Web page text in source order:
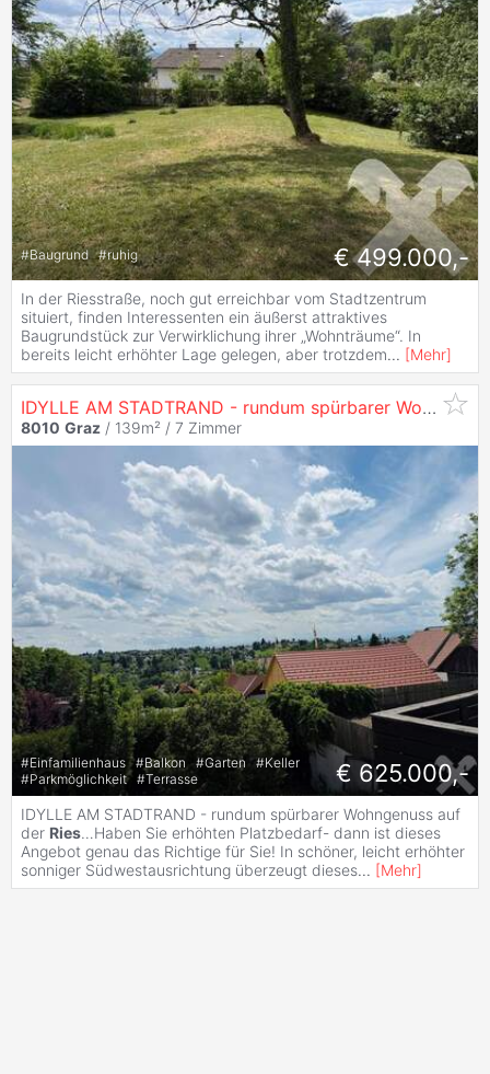
#Baugrund #ruhig € 499.000,-
In der Riesstraße, noch gut erreichbar vom Stadtzentrum
situiert, finden Interessenten ein äußerst attraktives
Baugrundstück zur Verwirklichung ihrer „Wohnträume“. In
bereits leicht erhöhter Lage gelegen, aber trotzdem... [Mehr]
IDYLLE AM STADTRAND - rundum spürbarer Wohngenuss auf der
8010 Graz / 139m² / 7 Zimmer
#Einfamilienhaus #Balkon #Garten #Keller
#Parkmöglichkeit #Terrasse € 625.000,-
IDYLLE AM STADTRAND - rundum spürbarer Wohngenuss auf
der Ries…Haben Sie erhöhten Platzbedarf- dann ist dieses
Angebot genau das Richtige für Sie! In schöner, leicht erhöhter
sonniger Südwestausrichtung überzeugt dieses... [Mehr]